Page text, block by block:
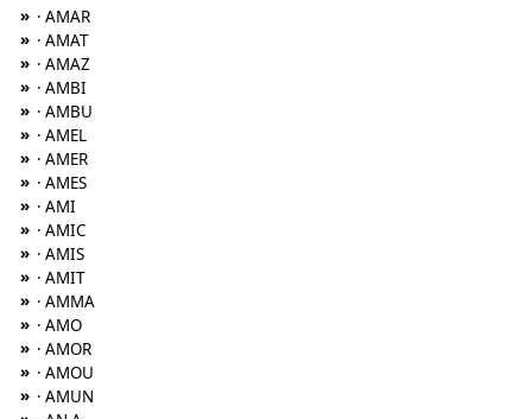
» · AMAR
» · AMAT
» · AMAZ
» · AMBI
» · AMBU
» · AMEL
» · AMER
» · AMES
» · AMI
» · AMIC
» · AMIS
» · AMIT
» · AMMA
» · AMO
» · AMOR
» · AMOU
» · AMUN